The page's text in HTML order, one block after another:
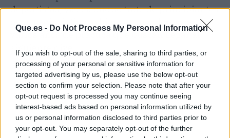
Que.es - Do Not Process My Personal Information
If you wish to opt-out of the sale, sharing to third parties, or
processing of your personal or sensitive information for
targeted advertising by us, please use the below opt-out
section to confirm your selection. Please note that after your
opt-out request is processed you may continue seeing
interest-based ads based on personal information utilized by
us or personal information disclosed to third parties prior to
your opt-out. You may separately opt-out of the further
deportistas, ya sea que se trate de principiantes
en esta disciplina, o bien, de jugadores con
varios años de práctica que buscan llegar al
siguiente nivel.